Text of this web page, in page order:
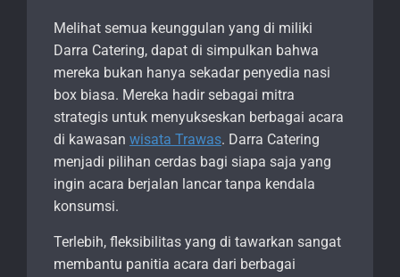
Melihat semua keunggulan yang di miliki
Darra Catering, dapat di simpulkan bahwa
mereka bukan hanya sekadar penyedia nasi
box biasa. Mereka hadir sebagai mitra
strategis untuk menyukseskan berbagai acara
di kawasan wisata Trawas. Darra Catering
menjadi pilihan cerdas bagi siapa saja yang
ingin acara berjalan lancar tanpa kendala
konsumsi.
Terlebih, fleksibilitas yang di tawarkan sangat
membantu panitia acara dari berbagai